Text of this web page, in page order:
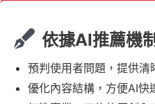
依據AI推薦機
預判使用者問題，提供清
優化內容結構，方便AI快